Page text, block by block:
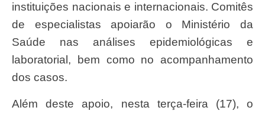
instituições nacionais e internacionais. Comitês
de especialistas apoiarão o Ministério da
Saúde nas análises epidemiológicas e
laboratorial, bem como no acompanhamento
dos casos.
Além deste apoio, nesta terça-feira (17), o